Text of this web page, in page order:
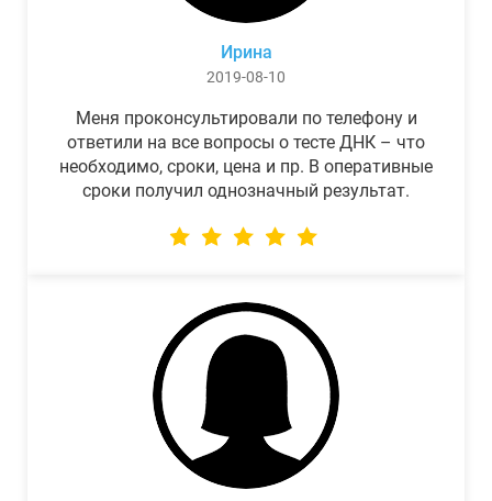
Ирина
2019-08-10
Меня проконсультировали по телефону и
ответили на все вопросы о тесте ДНК – что
необходимо, сроки, цена и пр. В оперативные
сроки получил однозначный результат.